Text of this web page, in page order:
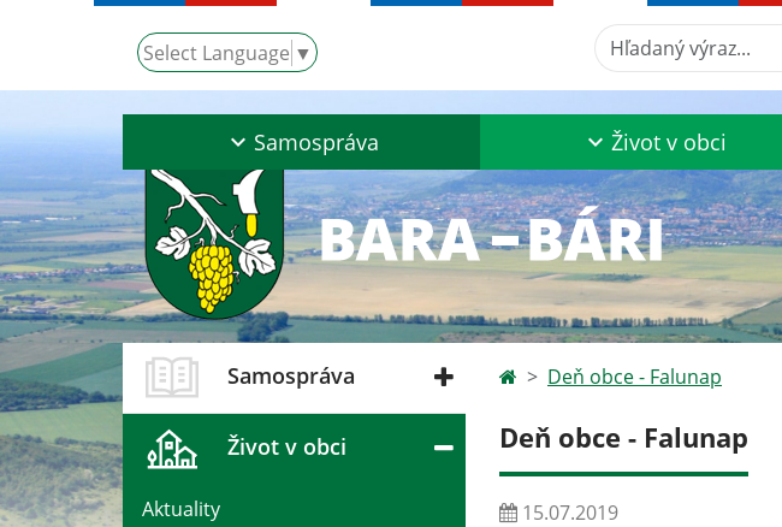
Select Language ▼
Hľadaný výraz...
Samospráva Život v obci
Samospráva
Život v obci
Aktuality
Deň obce - Falunap
Deň obce - Falunap
15.07.2019